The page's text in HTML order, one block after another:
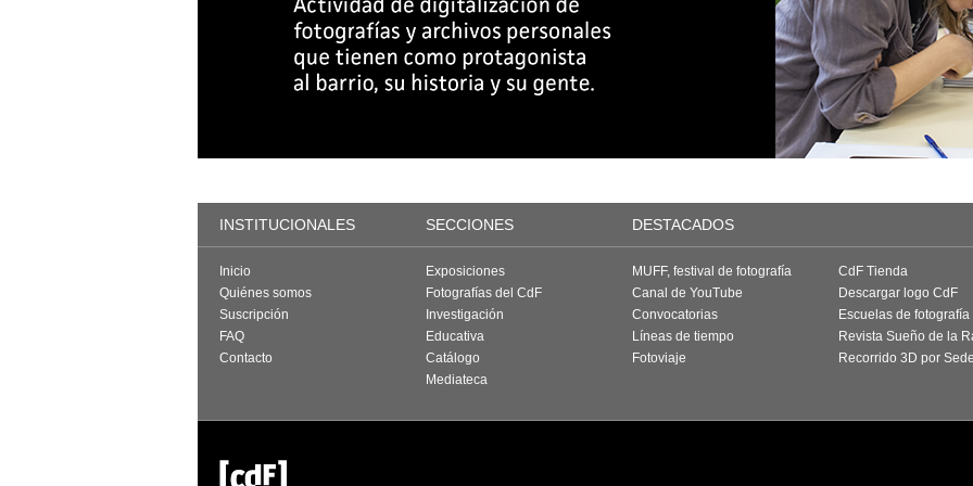
INSTITUCIONALES SECCIONES DESTACADOS
Inicio
Quiénes somos
Suscripción
FAQ
Contacto
Exposiciones
Fotografías del CdF
Investigación
Educativa
Catálogo
Mediateca
MUFF, festival de fotografía
Canal de YouTube
Convocatorias
Líneas de tiempo
Fotoviaje
CdF Tienda
Descargar logo CdF
Escuelas de fotografía
Revista Sueño de la
Recorrido 3D por